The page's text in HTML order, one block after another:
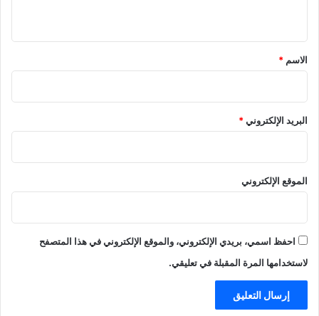
*
الاسم *
البريد الإلكتروني*
الموقع الإلكتروني
احفظ اسمي، بريدي الإلكتروني، والموقع الإلكتروني في هذا المتصفح
لاستخدامها المرة المقبلة في تعليقي.